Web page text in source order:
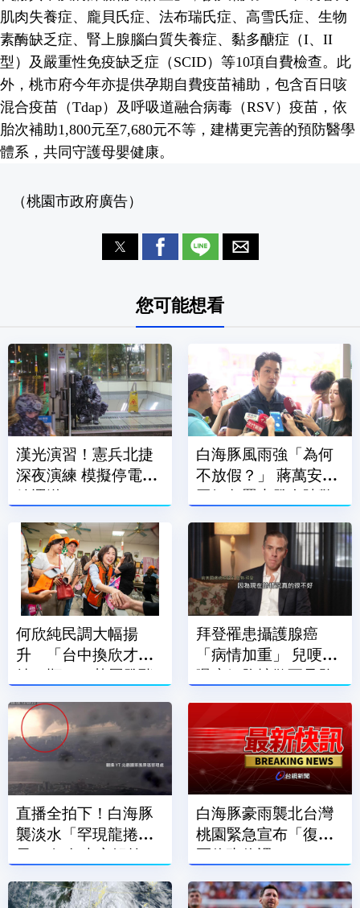
肌肉失養症、龐貝氏症、法布瑞氏症、高雪氏症、生物
素酶缺乏症、腎上腺腦白質失養症、黏多醣症（I、II
型）及嚴重性免疫缺乏症（SCID）等10項自費檢查。此
外，桃市府今年亦提供孕期自費疫苗補助，包含百日咳
混合疫苗（Tdap）及呼吸道融合病毒（RSV）疫苗，依
胎次補助1,800元至7,680元不等，建構更完善的預防醫學
體系，共同守護母嬰健康。
（桃園市政府廣告）
您可能想看
漢光演習！憲兵北捷
深夜演練 模擬停電補
白海豚風雨強「為何
不放假？」 蔣萬安：
何欣純民調大幅揚
升 「台中換欣才會
純（順）」基層發酵
拜登罹患攝護腺癌
「病情加重」 兒哽咽
曝癌細胞擴散至骨骼
直播全拍下！白海豚
襲淡水「罕現龍捲
風」 氣象專家解答1
白海豚豪雨襲北台灣
桃園緊急宣布「復興
區停班停課」